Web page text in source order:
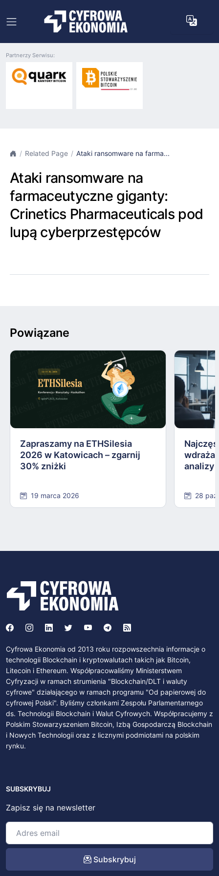
Partnerzy Serwisu:
Related Page Ataki ransomware na farma...
Ataki ransomware na
farmaceutyczne giganty:
Crinetics Pharmaceuticals pod
lupą cyberprzestępców
Powiązane
Zapraszamy na ETHSilesia
2026 w Katowicach – zgarnij
30% zniżki
19 marca 2026
analizy
28
Cyfrowa Ekonomia od 2013 roku rozpowszechnia informacje o
technologii Blockchain i kryptowalutach takich jak Bitcoin,
Litecoin i Ethereum. Współpracowaliśmy Ministerstwem
Cyfryzacji w ramach strumienia "Blockchain/DLT i waluty
cyfrowe" działającego w ramach programu "Od papierowej do
cyfrowej Polski". Byliśmy członkami Zespołu Parlamentarnego
ds. Technologii Blockchain i Walut Cyfrowych. Współpracujemy z
Polskim Stowarzyszeniem Bitcoin, Izbą Gospodarczą Blockchain
i Nowych Technologii oraz z licznymi podmiotami na polskim
rynku.
SUBSKRYBUJ
Zapisz się na newsletter
Subskrybuj